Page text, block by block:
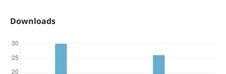
Downloads